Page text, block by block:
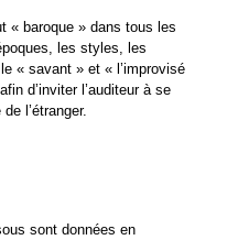
« baroque » dans tous les
les styles, les
« savant » et « l’improvisé
d’inviter l’auditeur à se
l’étranger.
sont données en